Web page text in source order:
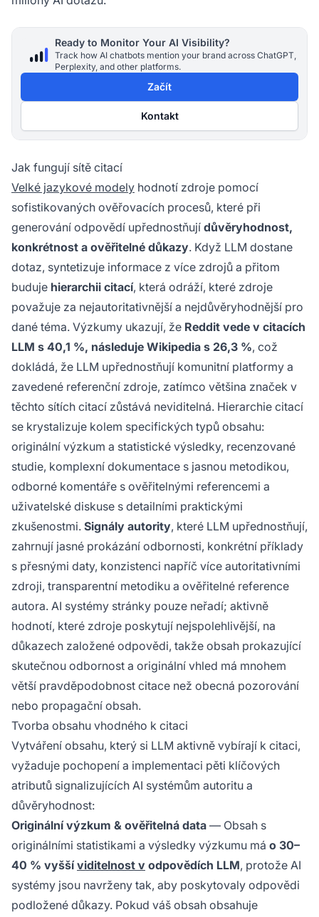
Ready to Monitor Your AI Visibility?
Track how AI chatbots mention your brand across ChatGPT,
Perplexity, and other platforms.
Začít
Kontakt
Jak fungují sítě citací
Velké jazykové modely hodnotí zdroje pomocí
sofistikovaných ověřovacích procesů, které při
generování odpovědí upřednostňují důvěryhodnost,
konkrétnost a ověřitelné důkazy. Když LLM dostane
dotaz, syntetizuje informace z více zdrojů a přitom
buduje hierarchii citací, která odráží, které zdroje
považuje za nejautoritativnější a nejdůvěryhodnější pro
dané téma. Výzkumy ukazují, že Reddit vede v citacích
LLM s 40,1 %, následuje Wikipedia s 26,3 %, což
dokládá, že LLM upřednostňují komunitní platformy a
zavedené referenční zdroje, zatímco většina značek v
těchto sítích citací zůstává neviditelná. Hierarchie citací
se krystalizuje kolem specifických typů obsahu:
originální výzkum a statistické výsledky, recenzované
studie, komplexní dokumentace s jasnou metodikou,
odborné komentáře s ověřitelnými referencemi a
uživatelské diskuse s detailními praktickými
zkušenostmi. Signály autority, které LLM upřednostňují,
zahrnují jasné prokázání odbornosti, konkrétní příklady
s přesnými daty, konzistenci napříč více autoritativními
zdroji, transparentní metodiku a ověřitelné reference
autora. AI systémy stránky pouze neřadí; aktivně
hodnotí, které zdroje poskytují nejspolehlivější, na
důkazech založené odpovědi, takže obsah prokazující
skutečnou odbornost a originální vhled má mnohem
větší pravděpodobnost citace než obecná pozorování
nebo propagační obsah.
Tvorba obsahu vhodného k citaci
Vytváření obsahu, který si LLM aktivně vybírají k citaci,
vyžaduje pochopení a implementaci pěti klíčových
atributů signalizujících AI systémům autoritu a
důvěryhodnost:
Originální výzkum & ověřitelná data — Obsah s
originálními statistikami a výsledky výzkumu má o 30–
40 % vyššíviditelnost v odpovědích LLM, protože AI
systémy jsou navrženy tak, aby poskytovaly odpovědi
podložené důkazy. Pokud váš obsah obsahuje